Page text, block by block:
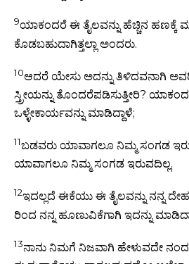
9ಯಾಕಂದರೆ ಈ ತೈಲವನ್ನು ಹೆಚ್ಚಿನ ಹಣಕ್ಕೆ
ಕೊಡಬಹುದಾಗಿತ್ತಲ್ಲಾ ಅಂದರು.
10ಆದರೆ ಯೇಸು ಅದನ್ನು ತಿಳಿದವನಾಗಿ
ಸ್ತ್ರೀಯನ್ನು ತೊಂದರೆಪಡಿಸುತ್ತೀರಿ?
ಒಳ್ಳೇಕಾರ್ಯವನ್ನು ಮಾಡಿದ್ದಾಳೆ;
11ಬಡವರು ಯಾವಾಗಲೂ ನಿಮ್ಮ ಸಂಗಡ
ಯಾವಾಗಲೂ ನಿಮ್ಮ ಸಂಗಡ ಇರುವದಿಲ್ಲ.
12ಇದಲ್ಲದೆ ಈಕೆಯು ಈ ತೈಲವನ್ನು ನನ್ನ
ರಿಂದ ನನ್ನ ಹೂಣುವಿಕೆಗಾಗಿ ಇದನ್ನು
13ನಾನು ನಿಮಗೆ ನಿಜವಾಗಿ ಹೇಳುವದೇ